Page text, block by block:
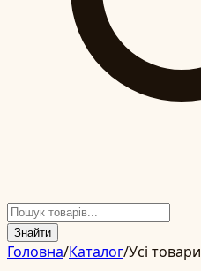
Знайти
Головна/Каталог/Усі товари